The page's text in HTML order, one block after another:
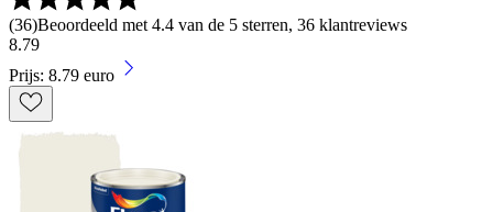
(36)Beoordeeld met 4.4 van de 5 sterren, 36 klantreviews
8.79
Prijs: 8.79 euro